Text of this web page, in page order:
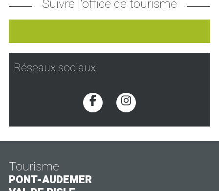
Suivre l'office de tourisme
Réseaux sociaux
Voir la page Facebook
Voir la page
Tourisme
PONT-AUDEMER